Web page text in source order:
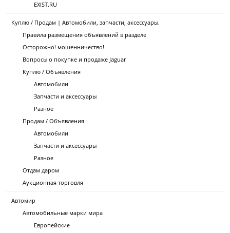
EXIST.RU
Куплю / Продам | Автомобили, запчасти, аксессуары.
Правила размещения объявлений в разделе
Осторожно! мошенничество!
Вопросы о покупке и продаже Jaguar
Куплю / Объявления
Автомобили
Запчасти и аксессуары
Разное
Продам / Объявления
Автомобили
Запчасти и аксессуары
Разное
Отдам даром
Аукционная торговля
Автомир
Автомобильные марки мира
Европейские